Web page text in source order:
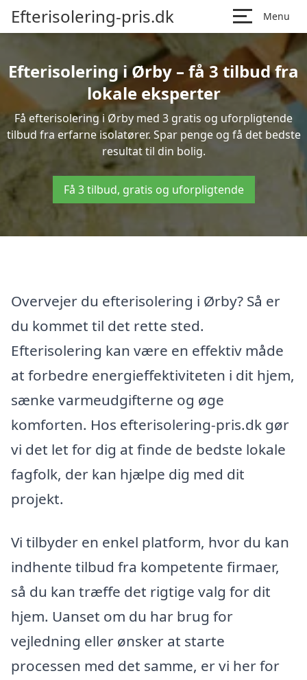
Efterisolering-pris.dk Menu
Efterisolering i Ørby – få 3 tilbud fra
lokale eksperter
Få efterisolering i Ørby med 3 gratis og uforpligtende
tilbud fra erfarne isolatører. Spar penge og få det bedste
resultat til din bolig.
Få 3 tilbud, gratis og uforpligtende
Overvejer du efterisolering i Ørby? Så er
du kommet til det rette sted.
Efterisolering kan være en effektiv måde
at forbedre energieffektiviteten i dit hjem,
sænke varmeudgifterne og øge
komforten. Hos efterisolering-pris.dk gør
vi det let for dig at finde de bedste lokale
fagfolk, der kan hjælpe dig med dit
projekt.
Vi tilbyder en enkel platform, hvor du kan
indhente tilbud fra kompetente firmaer,
så du kan træffe det rigtige valg for dit
hjem. Uanset om du har brug for
vejledning eller ønsker at starte
processen med det samme, er vi her for